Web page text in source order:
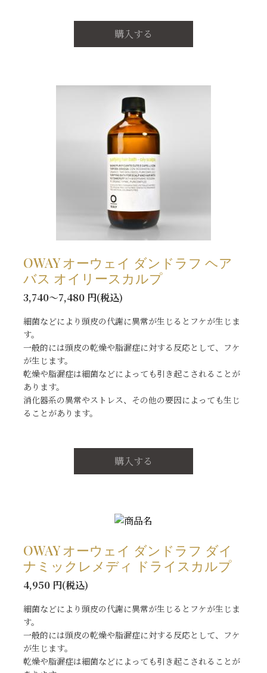
購入する
OWAY オーウェイ ダンドラフ ヘア
バス オイリースカルプ
3,740～7,480 円(税込)
細菌などにより頭皮の代謝に異常が生じるとフケが生じま
す。
一般的には頭皮の乾燥や脂漏症に対する反応として、フケ
が生じます。
乾燥や脂漏症は細菌などによっても引き起こされることが
あります。
消化器系の異常やストレス、その他の要因によっても生じ
ることがあります。
購入する
OWAY オーウェイ ダンドラフ ダイ
ナミックレメディ ドライスカルプ
4,950 円(税込)
細菌などにより頭皮の代謝に異常が生じるとフケが生じま
す。
一般的には頭皮の乾燥や脂漏症に対する反応として、フケ
が生じます。
乾燥や脂漏症は細菌などによっても引き起こされることが